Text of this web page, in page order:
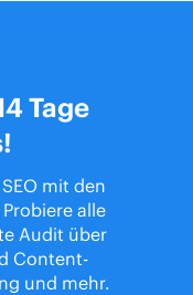
Tage
mit den
alle
Audit über
Content-
und mehr.